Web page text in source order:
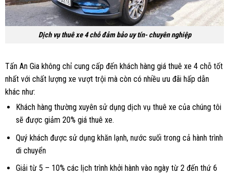
Dịch vụ thuê xe 4 chỗ đảm bảo uy tín- chuyên nghiệp
Tấn An Gia không chỉ cung cấp đến khách hàng giá thuê xe 4 chỗ tốt
nhất với chất lượng xe vượt trội mà còn có nhiều ưu đãi hấp dẫn
khác như:
Khách hàng thường xuyên sử dụng dịch vụ thuê xe của chúng tôi
sẽ được giảm 20% giá thuê xe.
Quý khách được sử dụng khăn lạnh, nước suối trong cả hành trình
di chuyển
Giải từ 5 – 10% các lịch trình khởi hành vào ngày từ 2 đến thứ 6